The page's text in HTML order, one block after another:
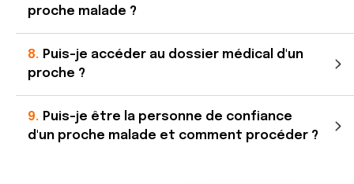
proche malade ?
Puis-je accéder au dossier médical d'un
proche ?
Puis-je être la personne de confiance
d'un proche malade et comment procéder ?